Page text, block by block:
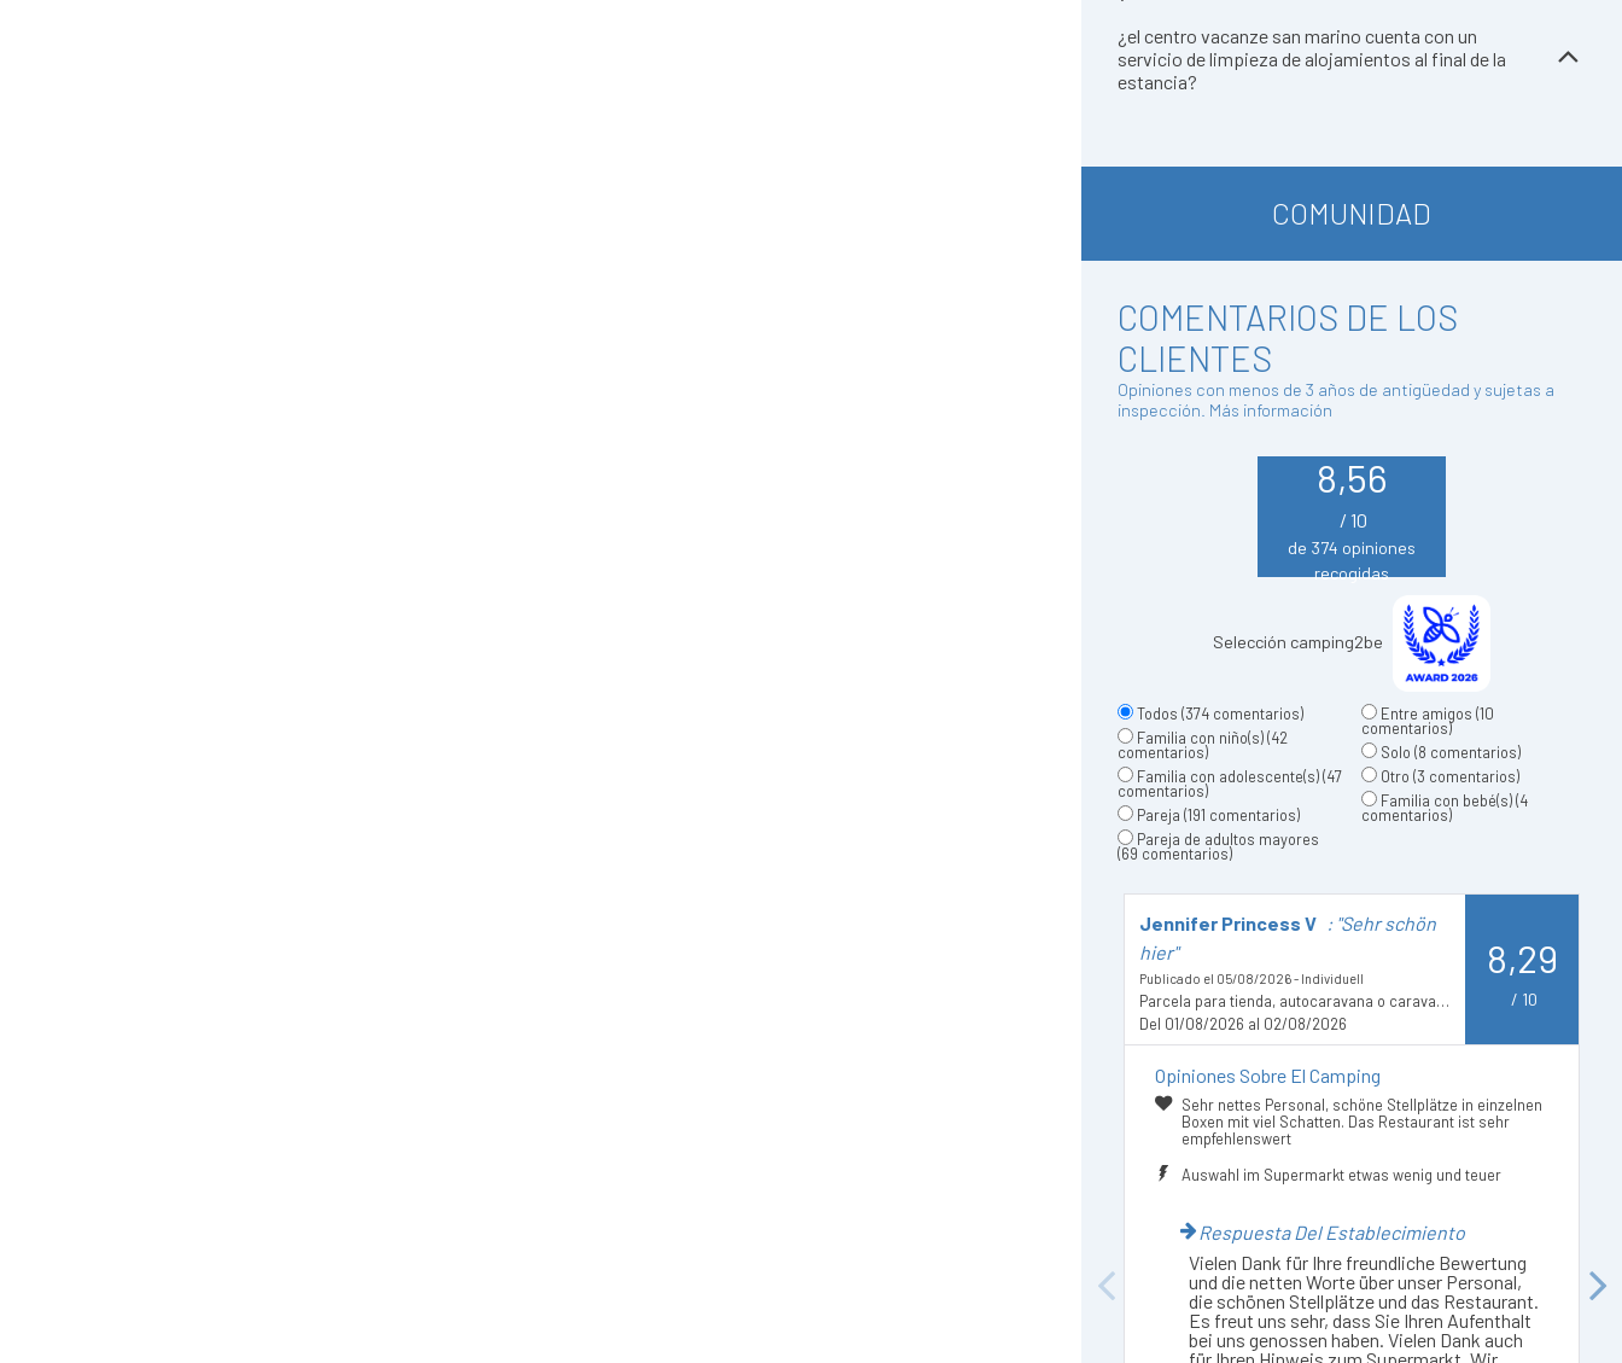
¿el centro vacanze san marino cuenta con un
servicio de limpieza de alojamientos al final de la
estancia?
COMUNIDAD
COMENTARIOS DE LOS
CLIENTES
Opiniones con menos de 3 años de antigüedad y sujetas a
inspección. Más información
8,56
/ 10
de 374 opiniones
recogidas
Selección camping2be
Todos (374 comentarios)
Familia con niño(s)(42
comentarios)
Familia con adolescente(s)(47
comentarios)
Pareja (191 comentarios)
Pareja de adultos mayores
(69 comentarios)
Entre amigos (10
comentarios)
Solo (8 comentarios)
Otro (3 comentarios)
Familia con bebé(s)(4
comentarios)
Previous
Jennifer Princess V : "Sehr schön
hier"
Publicado el 05/08/2026 - Individuell
Parcela para tienda, autocaravana o caravana
Del 01/08/2026 al 02/08/2026
8,29
/ 10
Opiniones Sobre El Camping
Sehr nettes Personal, schöne Stellplätze in einzelnen
Boxen mit viel Schatten. Das Restaurant ist sehr
empfehlenswert
Auswahl im Supermarkt etwas wenig und teuer
Respuesta Del Establecimiento
Vielen Dank für Ihre freundliche Bewertung
und die netten Worte über unser Personal,
die schönen Stellplätze und das Restaurant.
Es freut uns sehr, dass Sie Ihren Aufenthalt
bei uns genossen haben. Vielen Dank auch
Next